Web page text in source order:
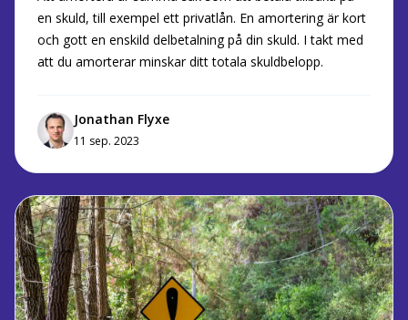
en skuld, till exempel ett privatlån. En amortering är kort
och gott en enskild delbetalning på din skuld. I takt med
att du amorterar minskar ditt totala skuldbelopp.
Jonathan Flyxe
11 sep. 2023